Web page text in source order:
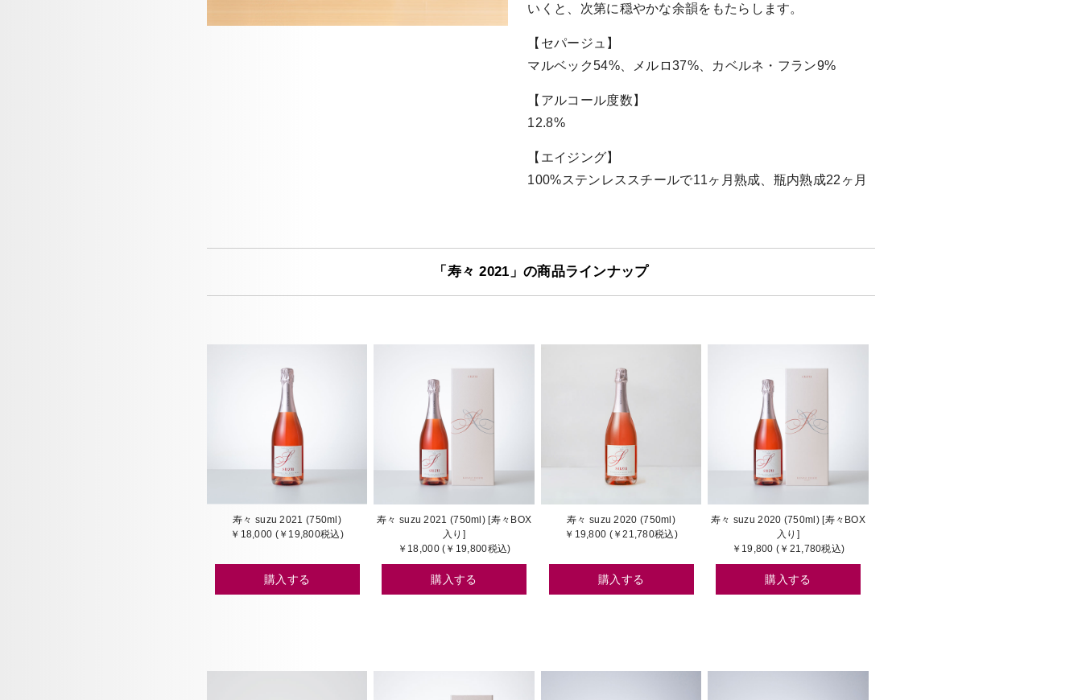
いくと、次第に穏やかな余韻をもたらします。
【セパージュ】
マルベック54%、メルロ37%、カベルネ・フラン9%
【アルコール度数】
12.8%
【エイジング】
100%ステンレススチールで11ヶ月熟成、瓶内熟成22ヶ月
「寿々 2021」の商品ラインナップ
寿々 suzu 2021 (750ml)
￥18,000 (￥19,800税込)
購入する
寿々 suzu 2021 (750ml) [寿々BOX
入り]
￥18,000 (￥19,800税込)
購入する
寿々 suzu 2020 (750ml)
￥19,800 (￥21,780税込)
購入する
寿々 suzu 2020 (750ml) [寿々BOX
入り]
￥19,800 (￥21,780税込)
購入する